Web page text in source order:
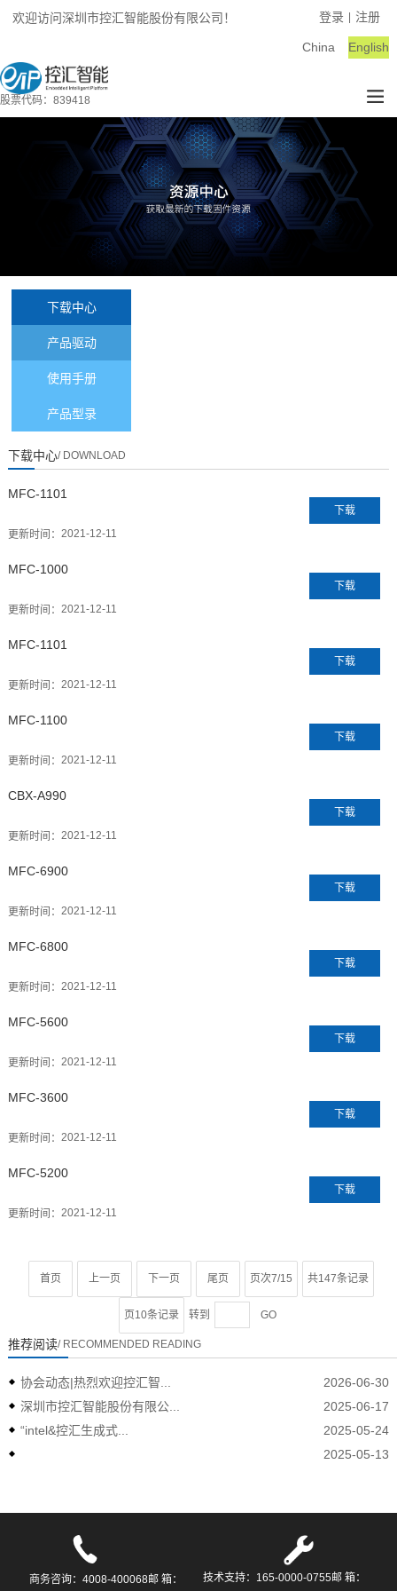
欢迎访问深圳市控汇智能股份有限公司！ 登录 注册
English
China
股票代码：839418
下载中心
产品驱动
使用手册
产品型录
下载中心/ DOWNLOAD
MFC-1101
更新时间： 2021-12-11
下载
MFC-1000
更新时间： 2021-12-11
下载
MFC-1101
更新时间： 2021-12-11
下载
MFC-1100
更新时间： 2021-12-11
下载
CBX-A990
更新时间： 2021-12-11
下载
MFC-6900
更新时间： 2021-12-11
下载
MFC-6800
更新时间： 2021-12-11
下载
MFC-5600
更新时间： 2021-12-11
下载
MFC-3600
更新时间： 2021-12-11
下载
MFC-5200
更新时间： 2021-12-11
下载
首页 上一页 下一页 尾页 页次7/15 共147条记录
页10条记录 转到 GO
推荐阅读/ RECOMMENDED READING
协会动态|热烈欢迎控汇智...
2026-06-30
深圳市控汇智能股份有限公...
2025-06-17
“intel&控汇生成式...
2025-05-24
2025-05-13
商务咨询：4008-400068邮 箱： 技术支持：165-0000-0755邮 箱：